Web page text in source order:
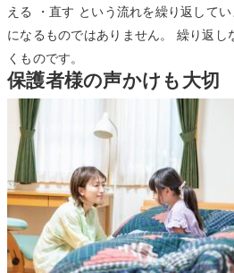
える ・直す という流れを繰り返して
になるものではありません。 繰り返し
くものです。
保護者様の声かけも大切